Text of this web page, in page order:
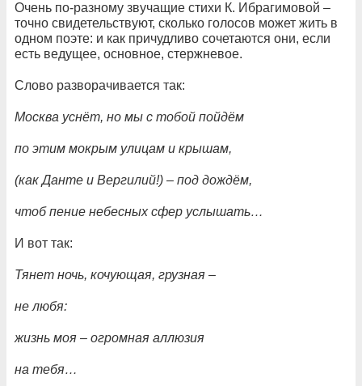
Очень по-разному звучащие стихи К. Ибрагимовой –
точно свидетельствуют, сколько голосов может жить в
одном поэте: и как причудливо сочетаются они, если
есть ведущее, основное, стержневое.
Слово разворачивается так:
Москва уснёт, но мы с тобой пойдём
по этим мокрым улицам и крышам,
(как Данте и Вергилий!) – под дождём,
чтоб пение небесных сфер услышать…
И вот так:
Тянет ночь, кочующая, грузная –
не любя:
жизнь моя – огромная аллюзия
на тебя…